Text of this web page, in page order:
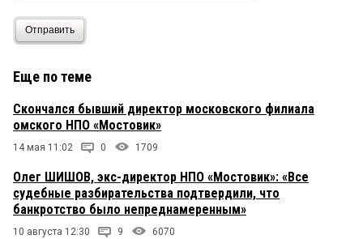
Отправить
Еще по теме
Скончался бывший директор московского филиала
омского НПО «Мостовик»
14 мая 11:02 0 1709
Олег ШИШОВ, экс-директор НПО «Мостовик»: «Все
судебные разбирательства подтвердили, что
банкротство было непреднамеренным»
10 августа 12:30 9 6070